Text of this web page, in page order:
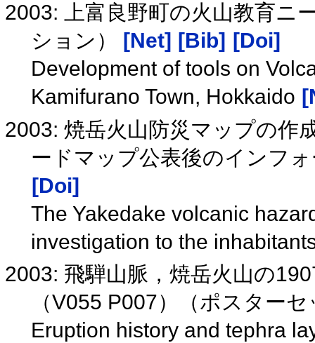
2003: 上富良野町の火山教育ニ
ション）
[Net] [Bib]
[Doi]
Development of tools on
Kamifurano Town, Hokkaido
2003: 焼岳火山防災マップの作
ードマップ公表後のインフ
[Doi]
The Yakedake volcanic
investigation to the
2003: 飛騨山脈，焼岳火山の
（V055 P007）（ポスター
Eruption history and tephra